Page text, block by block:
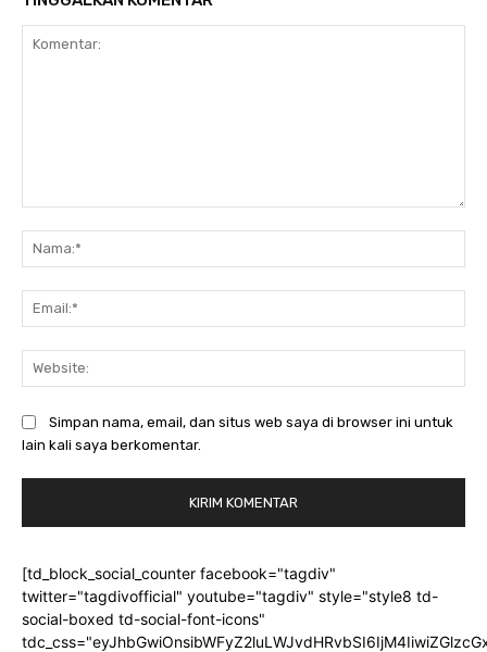
Simpan nama, email, dan situs web saya di browser ini untuk
lain kali saya berkomentar.
[td_block_social_counter facebook="tagdiv"
twitter="tagdivofficial" youtube="tagdiv" style="style8 td-
social-boxed td-social-font-icons"